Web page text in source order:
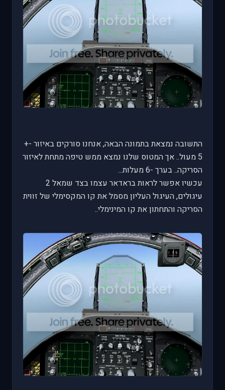
התשובה נמצאת בתמונה הבאה, אנחנו סורקים באיזור -+
5 מעול.. אך המטוס שלנו נמצא ממש טיפה מתחת לאיזור
הסריקה.. בערך -6 מעלות...
עכשיו אפשר לראות בראדאר עצמו בצד שמאל 2
עיגולים, העיגול העליון מסמל את קו המקסימלי של זווית
הסריקה והתחתון את קו המינימלי..